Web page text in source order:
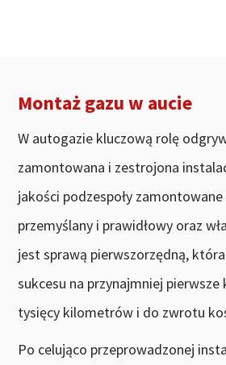
Montaż gazu w aucie
W autogazie kluczową rolę
zamontowana i zestrojona
jakości podzespoły
przemyślany i prawidłowy oraz
jest sprawą pierwszorzędną,
sukcesu na przynajmniej
tysięcy kilometrów i do zwrotu
Po celująco przeprowadzonej